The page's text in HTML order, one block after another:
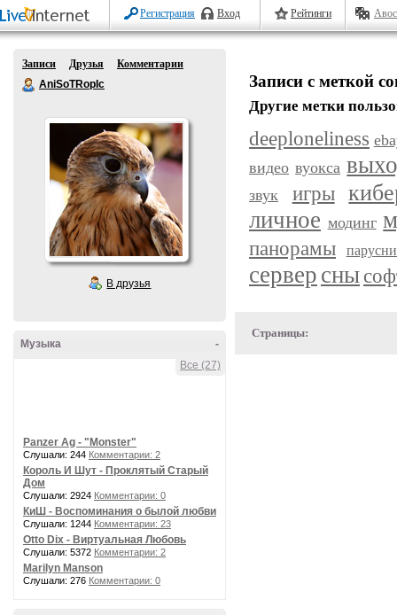
Регистрация Вход Рейтинги
Записи Друзья
Комментарии
AniSoTRopIc
В друзья
-
Музыка
Все (27)
Panzer Ag - "Monster"
Слушали: 244 Комментарии: 2
Король И Шут - Проклятый Старый
Дом
Слушали: 2924 Комментарии: 0
КиШ - Воспоминания о былой любви
Слушали: 1244 Комментарии: 23
Otto Dix - Виртуальная Любовь
Слушали: 5372 Комментарии: 2
Marilyn Manson
Слушали: 276 Комментарии: 0
Записи с меткой
Другие метки
deeploneliness
видео вуокса
звук игры
личное модинг
панорамы
сервер сны
Страницы: